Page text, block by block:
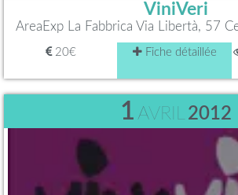
ViniVeri
AreaExp La Fabbrica Via Libertà, 57
20€ Fiche détaillée
1 AVRIL 2012